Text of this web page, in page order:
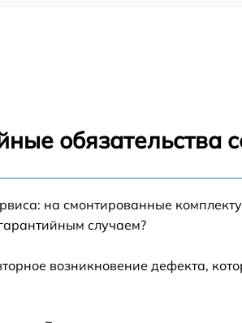
HP Proliant XL230a Gen9
накопителя HP Proliant
обязательства
на смонтированные
случаем?
возникновение дефекта,